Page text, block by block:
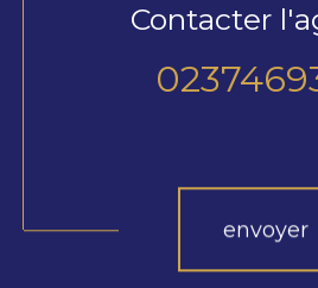
Contacter
envoyer